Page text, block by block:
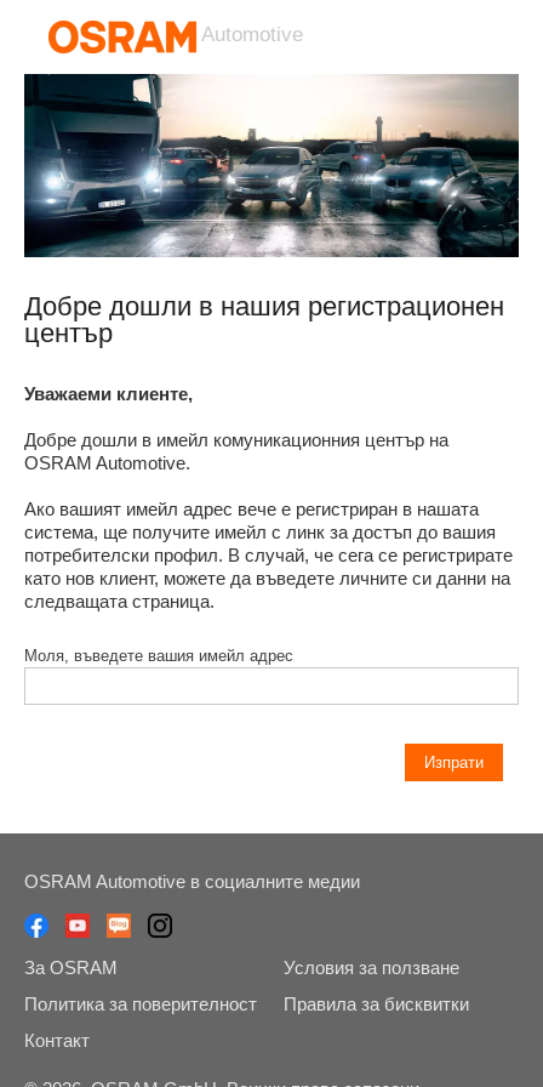
Automotive
Добре дошли в нашия регистрационен
център
Уважаеми клиенте,
Добре дошли в имейл комуникационния център на
OSRAM Automotive.
Ако вашият имейл адрес вече е регистриран в нашата
система, ще получите имейл с линк за достъп до вашия
потребителски профил. В случай, че сега се регистрирате
като нов клиент, можете да въведете личните си данни на
следващата страница.
Моля, въведете вашия имейл адрес
OSRAM Automotive в социалните медии
За OSRAM
Условия за ползване
Политика за поверителност
Правила за бисквитки
Контакт